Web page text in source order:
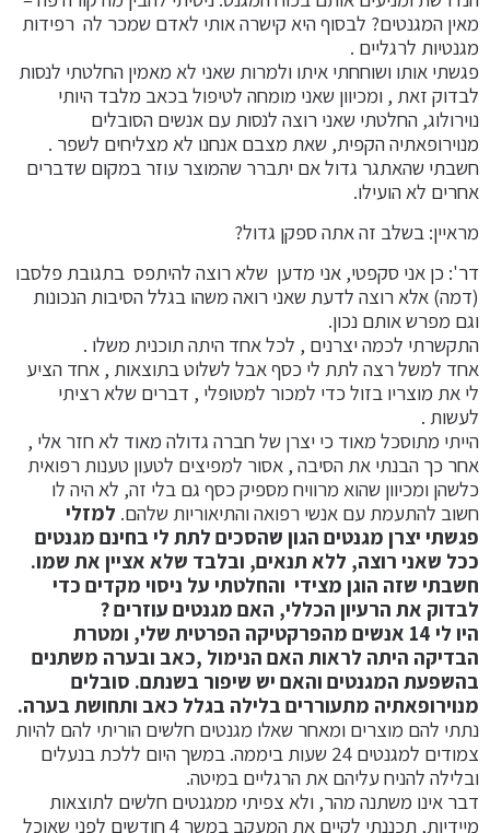
מאין המגנטים? לבסוף היא קישרה אותי לאדם שמכר לה רפידות
מגנטיות לרגליים .
פגשתי אותו ושוחחתי איתו ולמרות שאני לא מאמין החלטתי לנסות
לבדוק זאת , ומכיוון שאני מומחה לטיפול בכאב מלבד היותי
נוירולוג, החלטתי שאני רוצה לנסות עם אנשים הסובלים
מנוירופאתיה הקפית, שאת מצבם אנחנו לא מצליחים לשפר .
חשבתי שהאתגר גדול אם יתברר שהמוצר עוזר במקום שדברים
אחרים לא הועילו.
מראיין: בשלב זה אתה ספקן גדול?
דר': כן אני סקפטי, אני מדען שלא רוצה להיתפס בתגובת פלסבו
(דמה) אלא רוצה לדעת שאני רואה משהו בגלל הסיבות הנכונות
וגם מפרש אותם נכון.
התקשרתי לכמה יצרנים , לכל אחד היתה תוכנית משלו .
אחד למשל רצה לתת לי כסף אבל לשלוט בתוצאות , אחד הציע
לי את מוצריו בזול כדי למכור למטופלי , דברים שלא רציתי
לעשות .
הייתי מתוסכל מאוד כי יצרן של חברה גדולה מאוד לא חזר אלי ,
אחר כך הבנתי את הסיבה , אסור למפיצים לטעון טענות רפואית
כלשהן ומכיוון שהוא מרוויח מספיק כסף גם בלי זה, לא היה לו
חשוב להתעמת עם אנשי רפואה והתיאוריות שלהם. למזלי
פגשתי יצרן מגנטים הגון שהסכים לתת לי בחינם מגנטים
ככל שאני רוצה, ללא תנאים, ובלבד שלא אציין את שמו.
חשבתי שזה הוגן מצידי והחלטתי על ניסוי מקדים כדי
לבדוק את הרעיון הכללי, האם מגנטים עוזרים ?
היו לי 14 אנשים מהפרקטיקה הפרטית שלי, ומטרת
הבדיקה היתה לראות האם הנימול ,כאב ובערה משתנים
בהשפעת המגנטים והאם יש שיפור בשנתם. סובלים
מנוירופאתיה מתעוררים בלילה בגלל כאב ותחושת בערה.
נתתי להם מוצרים ומאחר שאלו מגנטים חלשים הוריתי להם להיות
צמודים למגנטים 24 שעות ביממה. במשך היום ללכת בנעלים
ובלילה להניח עליהם את הרגליים במיטה.
דבר אינו משתנה מהר, ולא צפיתי ממגנטים חלשים לתוצאות
מיידיות, תכננתי לקיים את המעקב במשך 4 חודשים לפני שאוכל